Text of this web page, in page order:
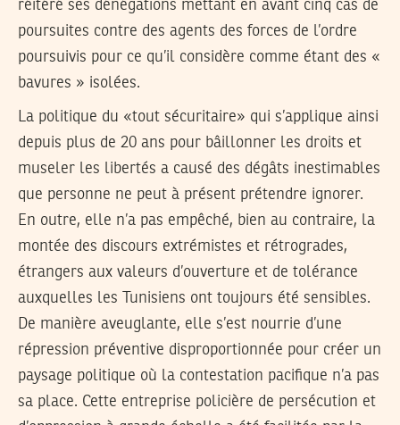
réitéré ses dénégations mettant en avant cinq cas de
poursuites contre des agents des forces de l’ordre
poursuivis pour ce qu’il considère comme étant des «
bavures » isolées.
La politique du «tout sécuritaire» qui s’applique ainsi
depuis plus de 20 ans pour bâillonner les droits et
museler les libertés a causé des dégâts inestimables
que personne ne peut à présent prétendre ignorer.
En outre, elle n’a pas empêché, bien au contraire, la
montée des discours extrémistes et rétrogrades,
étrangers aux valeurs d’ouverture et de tolérance
auxquelles les Tunisiens ont toujours été sensibles.
De manière aveuglante, elle s’est nourrie d’une
répression préventive disproportionnée pour créer un
paysage politique où la contestation pacifique n’a pas
sa place. Cette entreprise policière de persécution et